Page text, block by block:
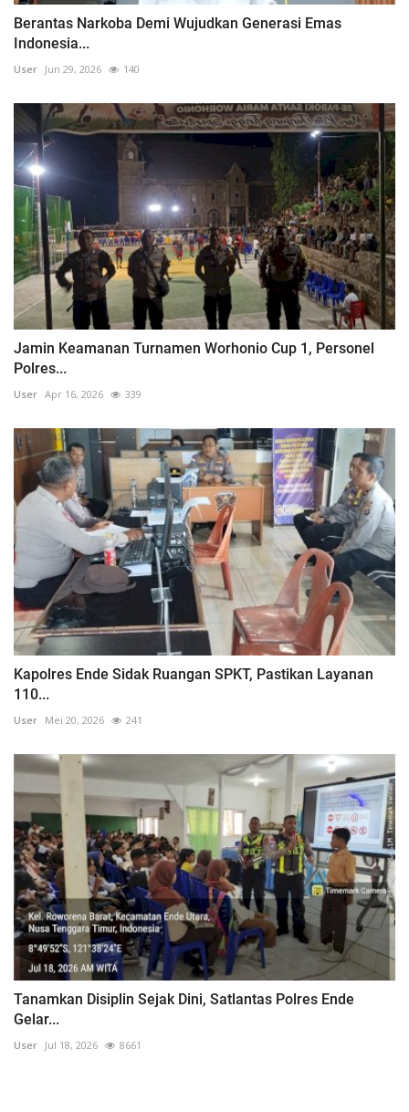
Berantas Narkoba Demi Wujudkan Generasi Emas
Indonesia...
User Jun 29, 2026 140
Jamin Keamanan Turnamen Worhonio Cup 1, Personel
Polres...
User Apr 16, 2026 339
Kapolres Ende Sidak Ruangan SPKT, Pastikan Layanan
110...
User Mei 20, 2026 241
Tanamkan Disiplin Sejak Dini, Satlantas Polres Ende
Gelar...
User Jul 18, 2026 8661